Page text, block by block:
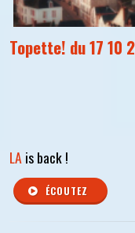
Topette! du 17 10
LA is back !
ÉCOUTEZ